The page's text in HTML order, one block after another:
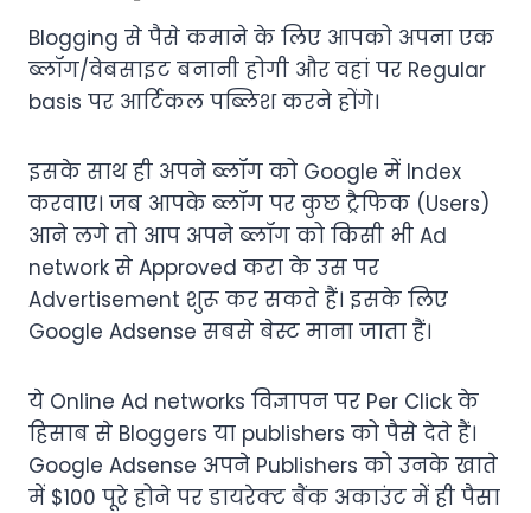
Blogging से पैसे कमाने के लिए आपको अपना एक
ब्लॉग/वेबसाइट बनानी होगी और वहां पर Regular
basis पर आर्टिकल पब्लिश करने होंगे।
इसके साथ ही अपने ब्लॉग को Google में Index
करवाए। जब आपके ब्लॉग पर कुछ ट्रैफिक (Users)
आने लगे तो आप अपने ब्लॉग को किसी भी Ad
network से Approved करा के उस पर
Advertisement शुरू कर सकते हैं। इसके लिए
Google Adsense सबसे बेस्ट माना जाता हैं।
ये Online Ad networks विज्ञापन पर Per Click के
हिसाब से Bloggers या publishers को पैसे देते हैं।
Google Adsense अपने Publishers को उनके खाते
में $100 पूरे होने पर डायरेक्ट बैंक अकाउंट में ही पैसा